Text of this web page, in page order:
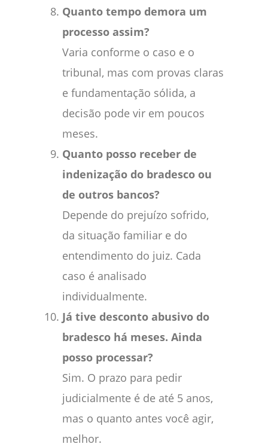
Quanto tempo demora um
processo assim?
Varia conforme o caso e o
tribunal, mas com provas claras
e fundamentação sólida, a
decisão pode vir em poucos
meses.
Quanto posso receber de
indenização do bradesco ou
de outros bancos?
Depende do prejuízo sofrido,
da situação familiar e do
entendimento do juiz. Cada
caso é analisado
individualmente.
Já tive desconto abusivo do
bradesco há meses. Ainda
posso processar?
Sim. O prazo para pedir
judicialmente é de até 5 anos,
mas o quanto antes você agir,
melhor.